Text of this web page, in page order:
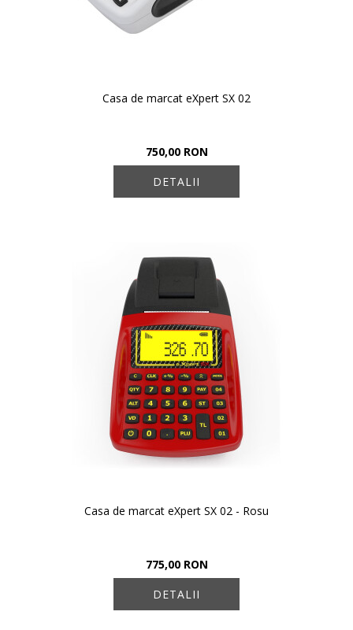
Casa de marcat eXpert SX 02
750,00 RON
DETALII
Casa de marcat eXpert SX 02 - Rosu
775,00 RON
DETALII